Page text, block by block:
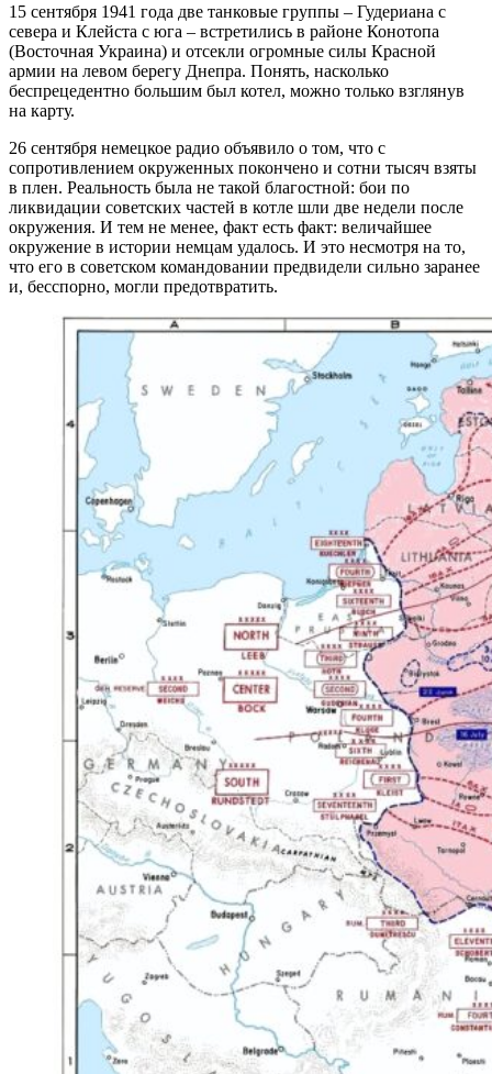
15 сентября 1941 года две танковые группы – Гудериана с
севера и Клейста с юга – встретились в районе Конотопа
(Восточная Украина) и отсекли огромные силы Красной
армии на левом берегу Днепра. Понять, насколько
беспрецедентно большим был котел, можно только взглянув
на карту.
26 сентября немецкое радио объявило о том, что с
сопротивлением окруженных покончено и сотни тысяч взяты
в плен. Реальность была не такой благостной: бои по
ликвидации советских частей в котле шли две недели после
окружения. И тем не менее, факт есть факт: величайшее
окружение в истории немцам удалось. И это несмотря на то,
что его в советском командовании предвидели сильно заранее
и, бесспорно, могли предотвратить.